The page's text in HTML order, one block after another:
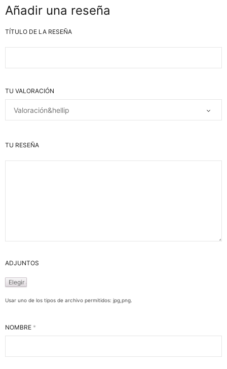
Añadir una reseña
TÍTULO DE LA RESEÑA
TU VALORACIÓN
TU RESEÑA
ADJUNTOS
Usar uno de los tipos de archivo permitidos: jpg,png.
NOMBRE *